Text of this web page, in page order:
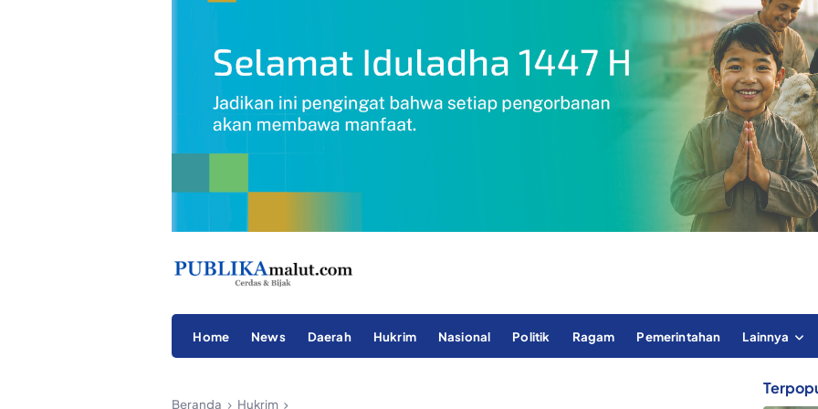
Home News Daerah Hukrim Nasional Politik Ragam Pemerintahan Lainnya
Beranda Hukrim